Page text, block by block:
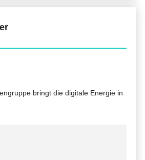
bringt die digitale Energie in